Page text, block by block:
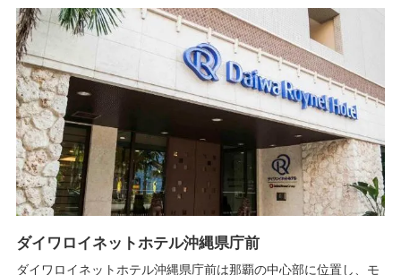
ダイワロイネットホテル沖縄県庁前
ダイワロイネットホテル沖縄県庁前は那覇の中心部に位置し、モ